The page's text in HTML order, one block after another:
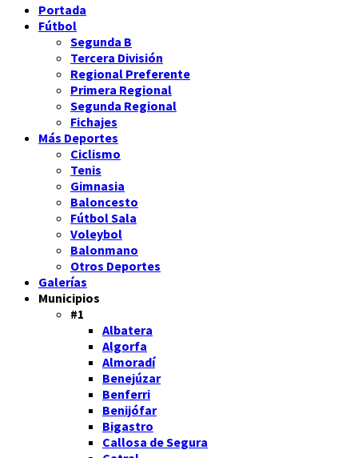
Portada
Fútbol
Segunda B
Tercera División
Regional Preferente
Primera Regional
Segunda Regional
Fichajes
Más Deportes
Ciclismo
Tenis
Gimnasia
Baloncesto
Fútbol Sala
Voleybol
Balonmano
Otros Deportes
Galerías
Municipios
#1
Albatera
Algorfa
Almoradí
Benejúzar
Benferri
Benijófar
Bigastro
Callosa de Segura